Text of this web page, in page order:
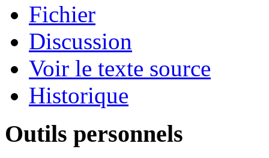
Fichier
Discussion
Voir le texte source
Historique
Outils personnels